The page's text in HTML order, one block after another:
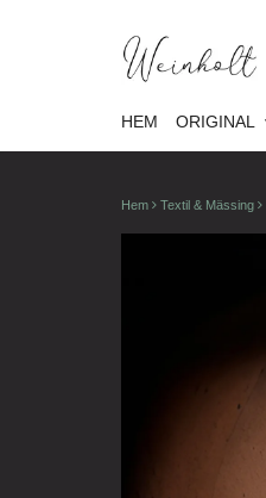
Hem Textil & Mässing
HEM ORIGINAL